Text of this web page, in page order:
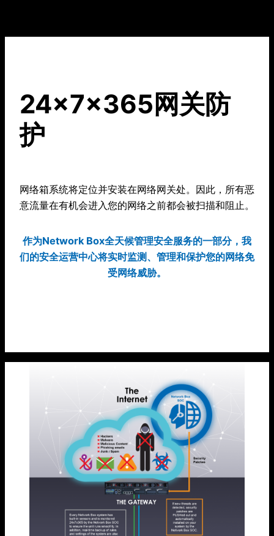
24x7x365网关防
护
网络箱系统将定位并安装在网络网关处。因此，所有恶
意流量在有机会进入您的网络之前都会被扫描和阻止。
作为Network Box全天候管理安全服务的一部分，我
们的安全运营中心将实时监测、管理和保护您的网络免
受网络威胁。